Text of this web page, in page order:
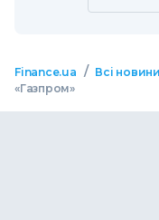
Finance.ua / Всі новини
«Газпром»